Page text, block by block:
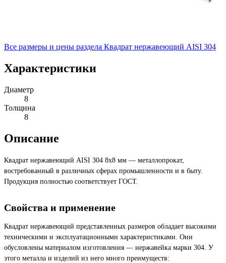
Все размеры и цены раздела Квадрат нержавеющий AISI 304
Характеристики
Диаметр
8
Толщина
8
Описание
Квадрат нержавеющий AISI 304 8х8 мм — металлопрокат,
востребованный в различных сферах промышленности и в быту.
Продукция полностью соответствует ГОСТ.
Свойства и применение
Квадрат нержавеющий представленных размеров обладает высокими
техническими и эксплуатационными характеристиками. Они
обусловлены материалом изготовления — нержавейка марки 304. У
этого металла и изделий из него много преимуществ: